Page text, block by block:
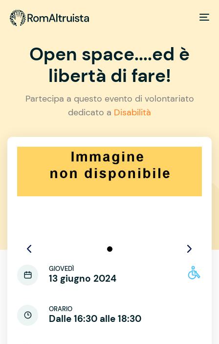
Open space....ed è
libertà di fare!
Partecipa a questo evento di volontariato
dedicato a Disabilità
GIOVEDÌ
13 giugno 2024
ORARIO
Dalle 16:30 alle 18:30